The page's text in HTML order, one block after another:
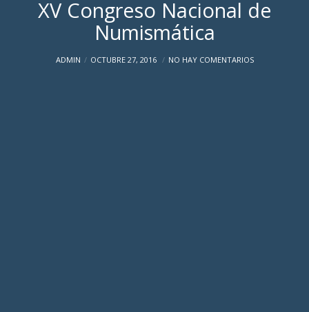
XV Congreso Nacional de
Numismática
ADMIN OCTUBRE 27, 2016 NO HAY COMENTARIOS